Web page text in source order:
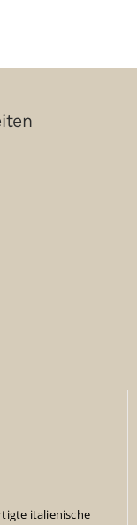
italienische